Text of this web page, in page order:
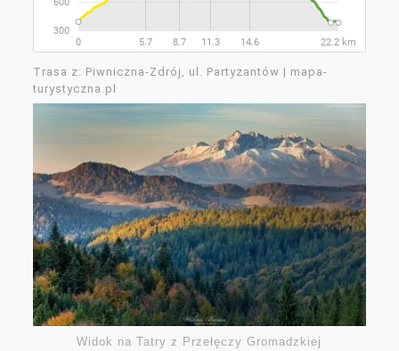
Trasa z: Piwniczna-Zdrój, ul. Partyzantów | mapa-
turystyczna.pl
Widok na Tatry z Przełęczy Gromadzkiej